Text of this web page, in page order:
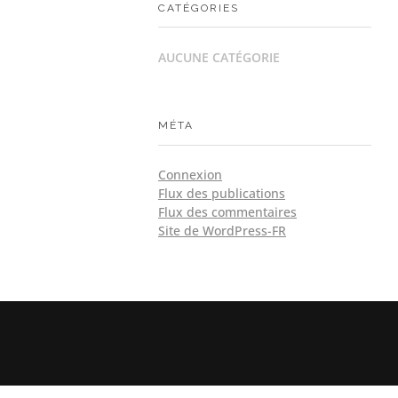
CATÉGORIES
AUCUNE CATÉGORIE
MÉTA
Connexion
Flux des publications
Flux des commentaires
Site de WordPress-FR